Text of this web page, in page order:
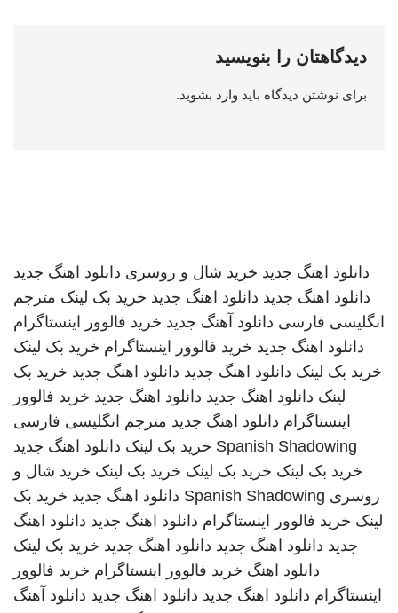
دیدگاهتان را بنویسید
برای نوشتن دیدگاه باید وارد بشوید.
دانلود اهنگ جدید خرید شال و روسری دانلود اهنگ جدید
دانلود اهنگ جدید دانلود اهنگ جدید خرید بک لینک مترجم
انگلیسی فارسی دانلود آهنگ جدید خرید فالوور اینستاگرام
دانلود اهنگ جدید خرید فالوور اینستاگرام خرید بک لینک
خرید بک لینک دانلود اهنگ جدید دانلود اهنگ جدید خرید بک
لینک دانلود اهنگ جدید دانلود اهنگ جدید خرید فالوور
اینستاگرام دانلود اهنگ جدید مترجم انگلیسی فارسی
Spanish Shadowing خرید بک لینک دانلود اهنگ جدید
خرید بک لینک خرید بک لینک خرید بک لینک خرید شال و
روسری Spanish Shadowing دانلود اهنگ جدید خرید بک
لینک خرید فالوور اینستاگرام دانلود اهنگ جدید دانلود اهنگ
جدید دانلود اهنگ جدید دانلود اهنگ جدید خرید بک لینک
دانلود اهنگ خرید فالوور اینستاگرام خرید فالوور
اینستاگرام دانلود اهنگ جدید دانلود اهنگ جدید دانلود آهنگ